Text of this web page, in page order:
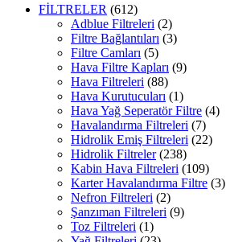
FİLTRELER (612)
Adblue Filtreleri (2)
Filtre Bağlantıları (3)
Filtre Camları (5)
Hava Filtre Kapları (9)
Hava Filtreleri (88)
Hava Kurutucuları (1)
Hava Yağ Seperatör Filtre (4)
Havalandırma Filtreleri (7)
Hidrolik Emiş Filtreleri (22)
Hidrolik Filtreler (238)
Kabin Hava Filtreleri (109)
Karter Havalandırma Filtre (3)
Nefron Filtreleri (2)
Şanzıman Filtreleri (9)
Toz Filtreleri (1)